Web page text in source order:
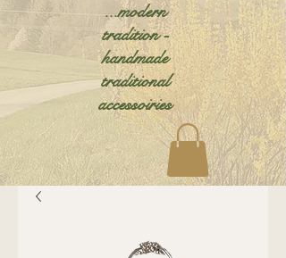
...modern
tradition -
handmade
traditional
accessoiries